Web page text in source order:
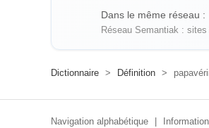
Dans le même réseau :
Réseau Semantiak :
Dictionnaire > Définition >
Navigation alphabétique